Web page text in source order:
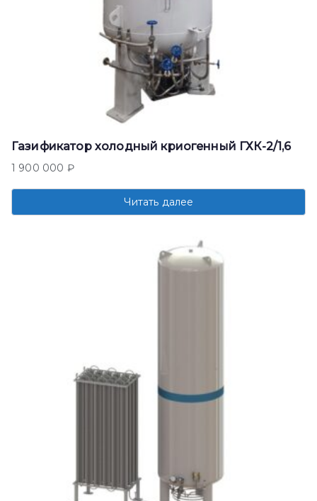
Газификатор холодный криогенный ГХК-2/1,6
1 900 000 ₽
Читать далее